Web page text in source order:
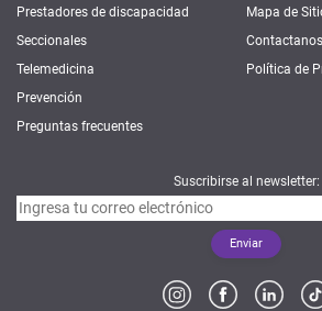
Prestadores de discapacidad
Seccionales
Telemedicina
Prevención
Preguntas frecuentes
Mapa de
Contactanos
Política de
Suscribirse al newsletter: